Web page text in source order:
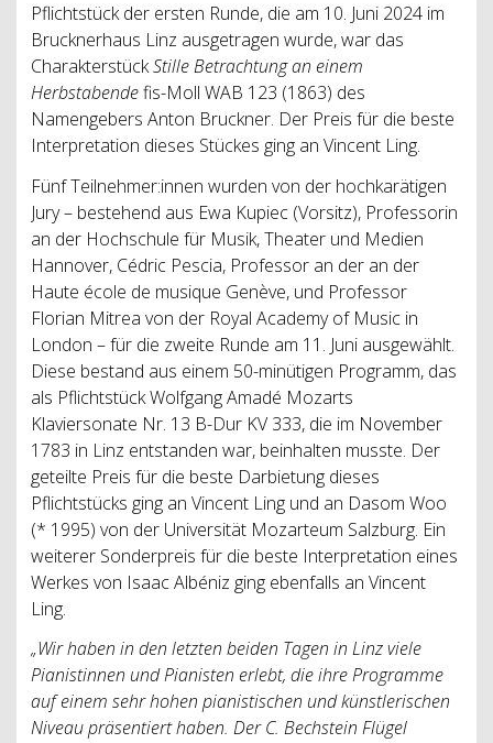
Pflichtstück der ersten Runde, die am 10. Juni 2024 im
Brucknerhaus Linz ausgetragen wurde, war das
CharakterstückStille Betrachtung an einem
Herbstabendefis-Moll WAB 123 (1863) des
Namengebers Anton Bruckner. Der Preis für die beste
Interpretation dieses Stückes ging an Vincent Ling.
Fünf Teilnehmer:innen wurden von der hochkarätigen
Jury – bestehend aus Ewa Kupiec (Vorsitz), Professorin
an der Hochschule für Musik, Theater und Medien
Hannover, Cédric Pescia, Professor an der an der
Haute école de musique Genève, und Professor
Florian Mitrea von der Royal Academy of Music in
London – für die zweite Runde am 11. Juni ausgewählt.
Diese bestand aus einem 50-minütigen Programm, das
als Pflichtstück Wolfgang Amadé Mozarts
Klaviersonate Nr. 13 B-Dur KV 333, die im November
1783 in Linz entstanden war, beinhalten musste. Der
geteilte Preis für die beste Darbietung dieses
Pflichtstücks ging an Vincent Ling und an Dasom Woo
(* 1995) von der Universität Mozarteum Salzburg. Ein
weiterer Sonderpreis für die beste Interpretation eines
Werkes von Isaac Albéniz ging ebenfalls an Vincent
Ling.
„Wir haben in den letzten beiden Tagen in Linz viele
Pianistinnen und Pianisten erlebt, die ihre Programme
auf einem sehr hohen pianistischen und künstlerischen
Niveau präsentiert haben. Der C. Bechstein Flügel